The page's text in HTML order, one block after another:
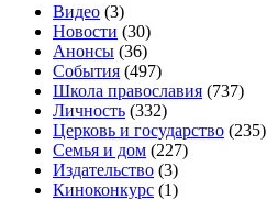
Видео (3)
Новости (30)
Анонсы (36)
События (497)
Школа православия (737)
Личность (332)
Церковь и государство (235)
Семья и дом (227)
Издательство (3)
Киноконкурс (1)